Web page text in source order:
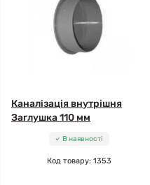
Каналізація внутрішня
Заглушка 110 мм
В наявності
Код товару: 1353